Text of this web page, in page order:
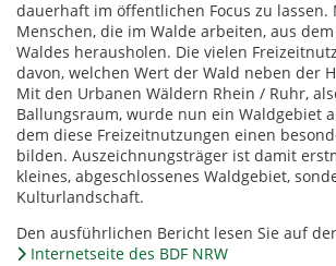
dauerhaft im öffentlichen Focus zu lassen.
Menschen, die im Walde arbeiten, aus
Waldes herausholen. Die vielen
davon, welchen Wert der Wald neben der
Mit den Urbanen Wäldern Rhein / Ruhr,
Ballungsraum, wurde nun ein Waldgebiet
dem diese Freizeitnutzungen einen
bilden. Auszeichnungsträger ist damit
kleines, abgeschlossenes Waldgebiet,
Kulturlandschaft.
Den ausführlichen Bericht lesen Sie auf der
Internetseite des BDF NRW